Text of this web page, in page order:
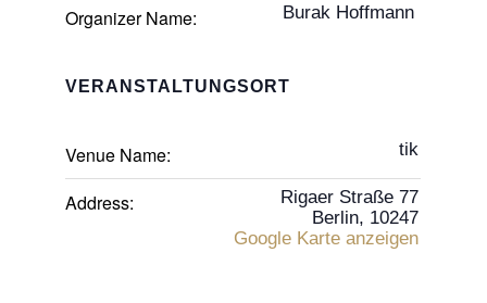
VERANSTALTUNGSORT
Venue Name: tik
Address:
Rigaer Straße 77
Berlin, 10247
Google Karte anzeigen
Organizer Name: Burak Hoffmann